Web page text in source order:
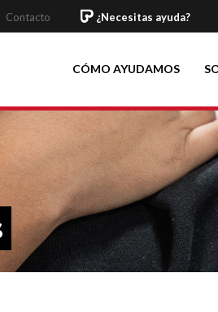
Contacto ¿Necesitas ayuda?
CÓMO AYUDAMOS